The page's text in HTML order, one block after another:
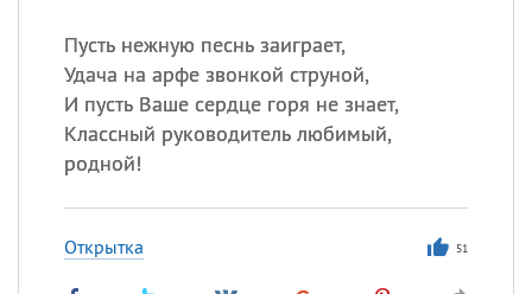
Пусть нежную песнь заиграет,
Удача на арфе звонкой струной,
И пусть Ваше сердце горя не знает,
Классный руководитель любимый,
родной!
Открытка 51